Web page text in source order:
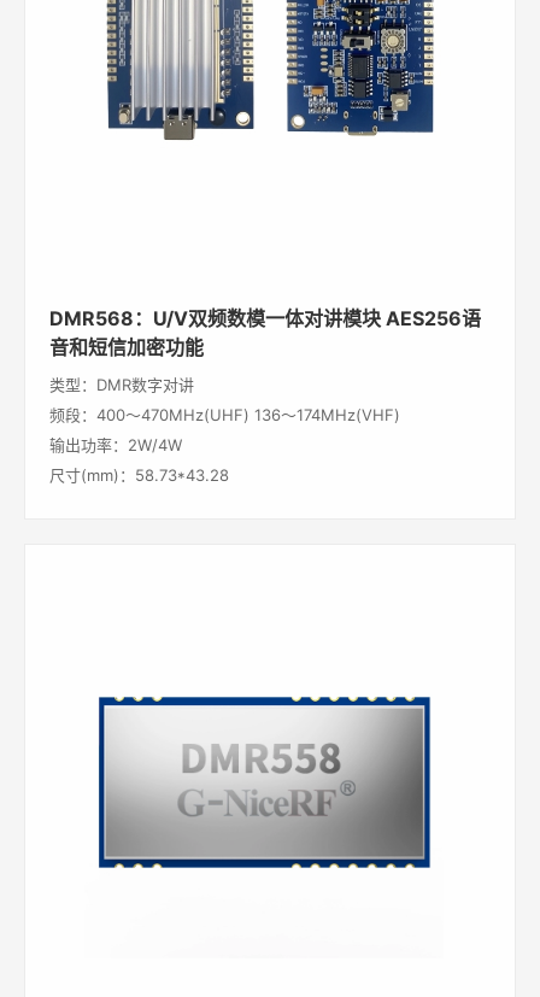
DMR568：U/V双频数模一体对讲模块 AES256语
音和短信加密功能
类型：DMR数字对讲
频段：400～470MHz(UHF) 136～174MHz(VHF)
输出功率：2W/4W
尺寸(mm)：58.73*43.28